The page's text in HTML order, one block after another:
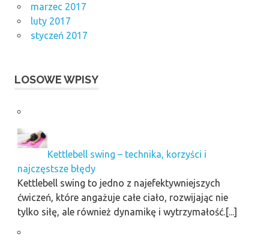
marzec 2017
luty 2017
styczeń 2017
LOSOWE WPISY
Kettlebell swing – technika, korzyści i
najczęstsze błędy
Kettlebell swing to jedno z najefektywniejszych
ćwiczeń, które angażuje całe ciało, rozwijając nie
tylko siłę, ale również dynamikę i wytrzymałość.[...]